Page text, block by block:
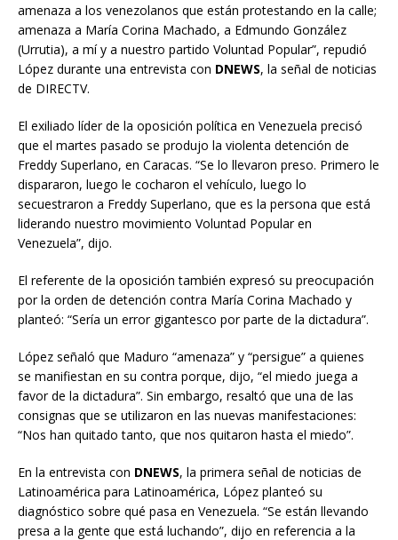
amenaza a los venezolanos que están protestando en la calle;
amenaza a María Corina Machado, a Edmundo González
(Urrutia), a mí y a nuestro partido Voluntad Popular”, repudió
López durante una entrevista con DNEWS, la señal de noticias
de DIRECTV.
El exiliado líder de la oposición política en Venezuela precisó
que el martes pasado se produjo la violenta detención de
Freddy Superlano, en Caracas. “Se lo llevaron preso. Primero le
dispararon, luego le cocharon el vehículo, luego lo
secuestraron a Freddy Superlano, que es la persona que está
liderando nuestro movimiento Voluntad Popular en
Venezuela”, dijo.
El referente de la oposición también expresó su preocupación
por la orden de detención contra María Corina Machado y
planteó: “Sería un error gigantesco por parte de la dictadura”.
López señaló que Maduro “amenaza” y “persigue” a quienes
se manifiestan en su contra porque, dijo, “el miedo juega a
favor de la dictadura”. Sin embargo, resaltó que una de las
consignas que se utilizaron en las nuevas manifestaciones:
“Nos han quitado tanto, que nos quitaron hasta el miedo”.
En la entrevista con DNEWS, la primera señal de noticias de
Latinoamérica para Latinoamérica, López planteó su
diagnóstico sobre qué pasa en Venezuela. “Se están llevando
presa a la gente que está luchando”, dijo en referencia a la